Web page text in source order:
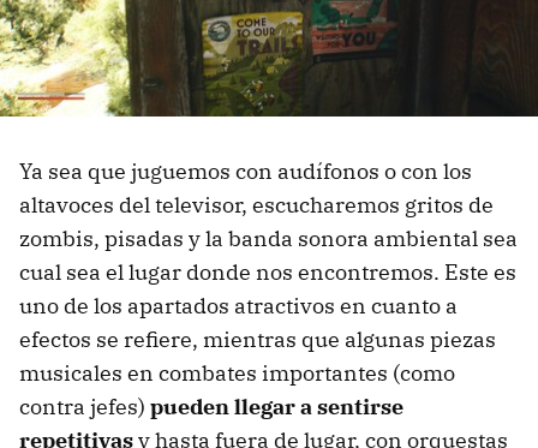
Ya sea que juguemos con audífonos o con los
altavoces del televisor, escucharemos gritos de
zombis, pisadas y la banda sonora ambiental sea
cual sea el lugar donde nos encontremos. Este es
uno de los apartados atractivos en cuanto a
efectos se refiere, mientras que algunas piezas
musicales en combates importantes (como
contra jefes) pueden llegar a sentirse
repetitivasy hasta fuera de lugar, con orquestas